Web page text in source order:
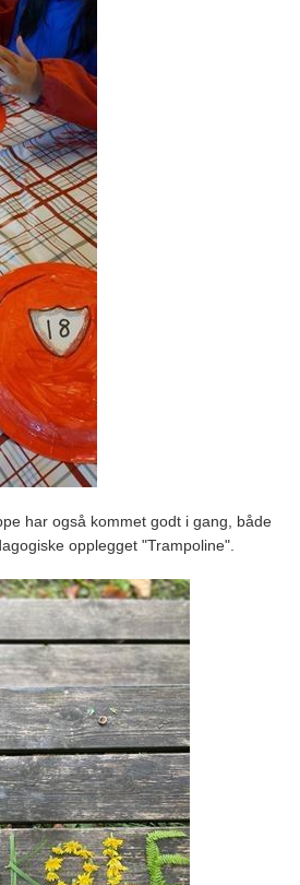
har også kommet godt i gang, både
opplegget "Trampoline".